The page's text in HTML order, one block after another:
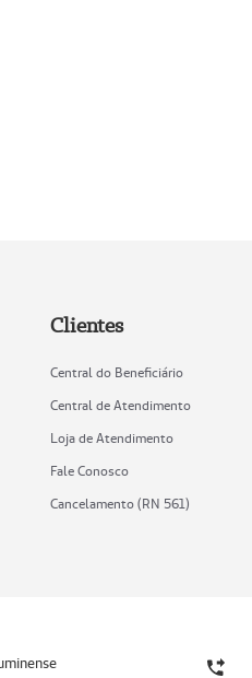
Clientes
Central do Beneficiário
Central de Atendimento
Loja de Atendimento
Fale Conosco
Cancelamento (RN 561)